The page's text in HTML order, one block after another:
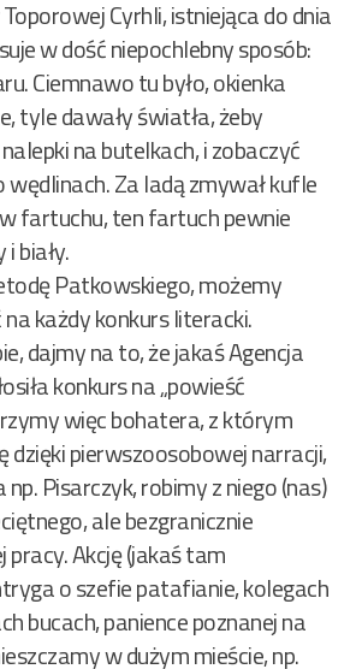
Cyrhli, istniejąca do dnia
w dość niepochlebny sposób:
Ciemnawo tu było, okienka
tyle dawały światła, żeby
na butelkach, i zobaczyć
wędlinach. Za ladą zmywał kufle
fartuchu, ten fartuch pewnie
biały.
Patkowskiego, możemy
każdy konkurs literacki.
dajmy na to, że jakaś Agencja
konkurs na „powieść
więc bohatera, z którym
dzięki pierwszoosobowej narracji,
Pisarczyk, robimy z niego (nas)
ale bezgranicznie
Akcję (jakaś tam
o szefie patafianie, kolegach
bucach, panience poznanej na
w dużym mieście, np.